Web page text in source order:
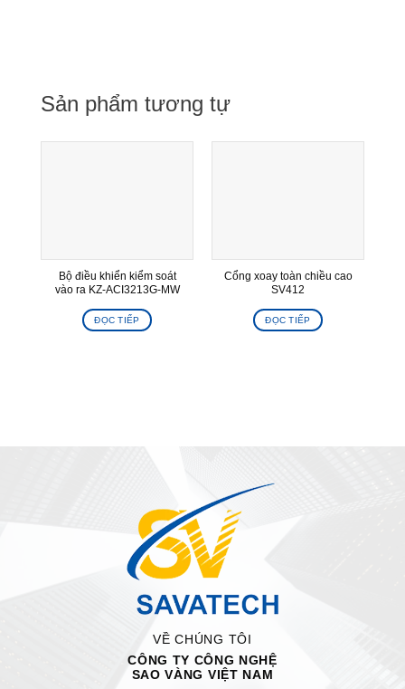
Sản phẩm tương tự
Bộ điều khiển kiểm soát
vào ra KZ-ACI3213G-MW
ĐỌC TIẾP
Cổng xoay toàn chiều cao
SV412
ĐỌC TIẾP
VỀ CHÚNG TÔI
CÔNG TY CÔNG NGHỆ
SAO VÀNG VIỆT NAM